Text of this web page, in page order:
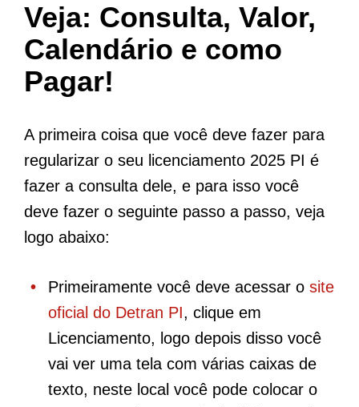
Veja: Consulta, Valor,
Calendário e como
Pagar!
A primeira coisa que você deve fazer para
regularizar o seu licenciamento 2025 PI é
fazer a consulta dele, e para isso você
deve fazer o seguinte passo a passo, veja
logo abaixo:
Primeiramente você deve acessar o site
oficial do Detran PI, clique em
Licenciamento, logo depois disso você
vai ver uma tela com várias caixas de
texto, neste local você pode colocar o